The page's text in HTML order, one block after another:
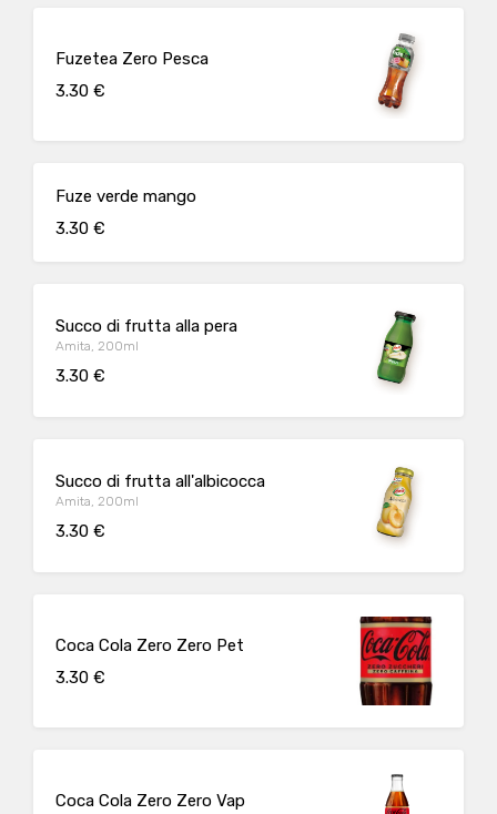
Fuzetea Zero Pesca
3.30 €
Fuze verde mango
3.30 €
Succo di frutta alla pera
Amita, 200ml
3.30 €
Succo di frutta all'albicocca
Amita, 200ml
3.30 €
Coca Cola Zero Zero Pet
3.30 €
Coca Cola Zero Zero Vap